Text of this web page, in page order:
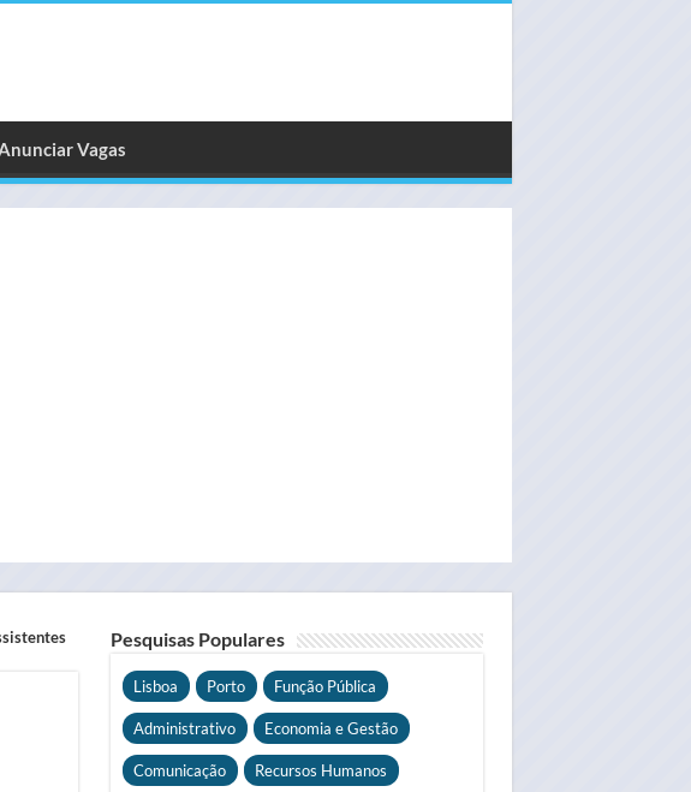
Vagas
Pesquisas Populares
Lisboa Porto Função Pública
Administrativo Economia e Gestão
Comunicação Recursos Humanos